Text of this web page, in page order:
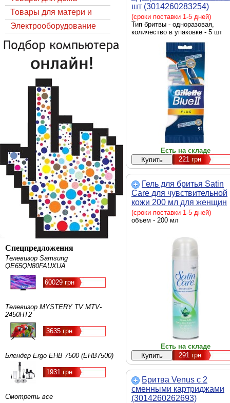
Товары для матери и
ребёнка
Электрооборудование
Спецпредложения
Телевизор Samsung
QE65QN80FAUXUA
60029 грн
Телевизор MYSTERY TV MTV-
2450HT2
3635 грн
Блендер Ergo EHB 7500 (EHB7500)
1931 грн
Смотреть все
шт (3014260283254)
(сроки поставки 1-5 дней)
Тип бритвы - одноразовая,
количество в упаковке - 5 шт
Есть на складе
221грн
Гель для бритья Satin
Care для чувствительной
кожи 200 мл для женщин
(3014260223007)
(сроки поставки 1-5 дней)
объем - 200 мл
Есть на складе
291грн
Бритва Venus c 2
сменными картриджами
(3014260262693)